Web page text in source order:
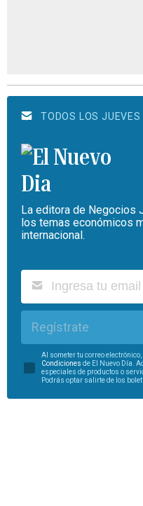
TODOS LOS JUEVES
La editora de Negocios
los temas económicos
internacional.
Regístrate
Al someter tu correo
Condiciones de El Nuevo Día.
especiales de productos o
Podrás optar salirte de los